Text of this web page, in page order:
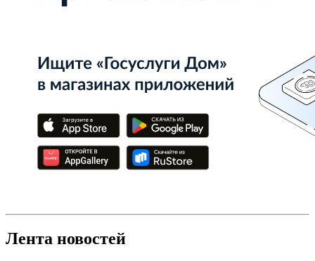
Лента новостей